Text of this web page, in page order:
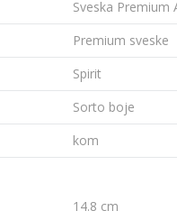
Sveska
Premium sveske
Spirit
Sorto boje
kom
14.8 cm